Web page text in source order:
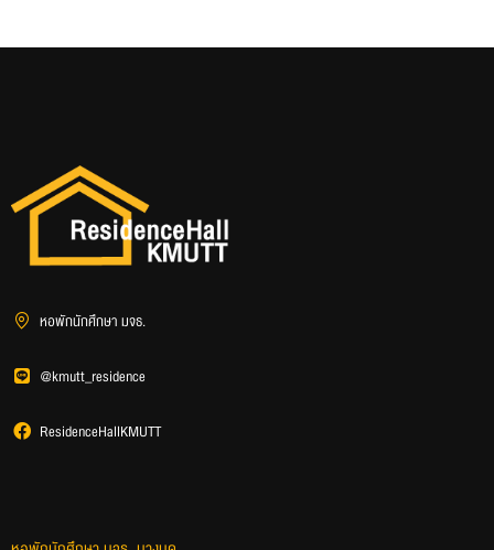
หอพักนักศึกษา มจธ.
@kmutt_residence
ResidenceHallKMUTT